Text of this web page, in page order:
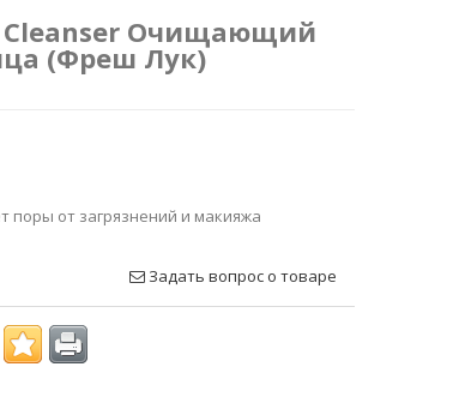
Cleanser Очищающий
(Фреш Лук)
поры от загрязнений и макияжа
Задать вопрос о товаре